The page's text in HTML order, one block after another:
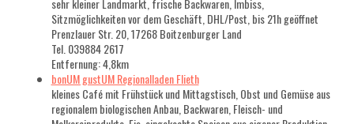
sehr kleiner Landmarkt, frische Backwaren, Imbiss,
Sitzmöglichkeiten vor dem Geschäft, DHL/Post, bis 21h geöffnet
Prenzlauer Str. 20, 17268 Boitzenburger Land
Tel. 039884 2617
Entfernung: 4,8km
bonUM gustUM Regionalladen Flieth
kleines Café mit Frühstück und Mittagstisch, Obst und Gemüse aus
regionalem biologischen Anbau, Backwaren, Fleisch- und